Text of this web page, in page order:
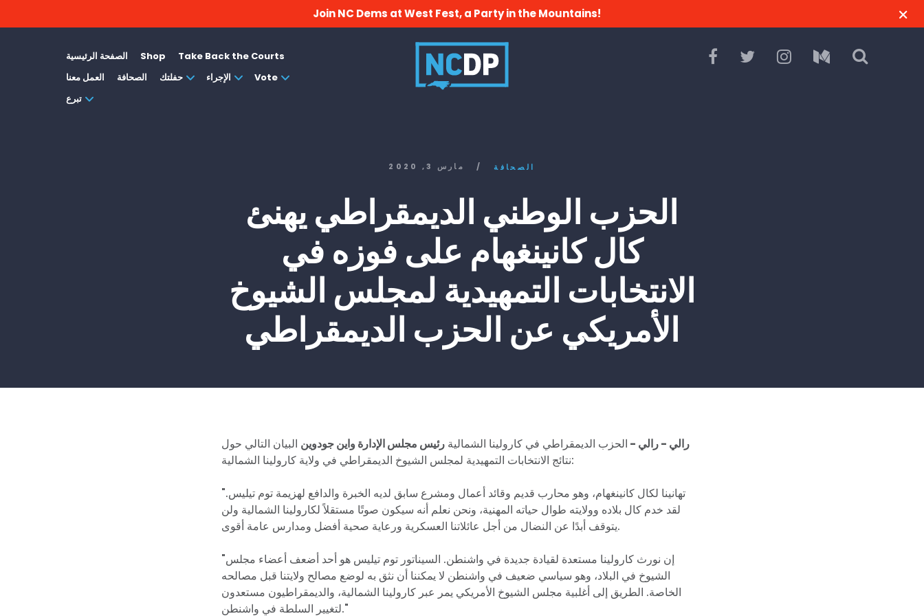
Join NC Dems at West Fest, a Party in the Mountains!
الصفحة الرئيسية Shop
Take Back the Courts
العمل معنا
الصحافة حفلتك الإجراء
Vote
تبرع
مارس 3, 2020 / الصحافة
الحزب الوطني الديمقراطي يهنئ
كال كانينغهام على فوزه في
الانتخابات التمهيدية لمجلس الشيوخ
الأمريكي عن الحزب الديمقراطي
رالي - رالي - الحزب الديمقراطي في كارولينا الشمالية رئيس مجلس الإدارة واين جودوين البيان التالي حول
نتائج الانتخابات التمهيدية لمجلس الشيوخ الديمقراطي في ولاية كارولينا الشمالية:
"تهانينا لكال كانينغهام، وهو محارب قديم وقائد أعمال ومشرع سابق لديه الخبرة والدافع لهزيمة توم تيليس.
لقد خدم كال بلاده وولايته طوال حياته المهنية، ونحن نعلم أنه سيكون صوتًا مستقلاً لكارولينا الشمالية ولن
يتوقف أبدًا عن النضال من أجل عائلاتنا العسكرية ورعاية صحية أفضل ومدارس عامة أقوى.
"إن نورث كارولينا مستعدة لقيادة جديدة في واشنطن. السيناتور توم تيليس هو أحد أضعف أعضاء مجلس
الشيوخ في البلاد، وهو سياسي ضعيف في واشنطن لا يمكننا أن نثق به لوضع مصالح ولايتنا قبل مصالحه
الخاصة. الطريق إلى أغلبية مجلس الشيوخ الأمريكي يمر عبر كارولينا الشمالية، والديمقراطيون مستعدون
لتغيير السلطة في واشنطن."